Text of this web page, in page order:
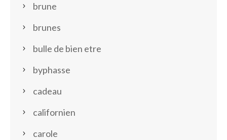
brune
brunes
bulle de bien etre
byphasse
cadeau
californien
carole